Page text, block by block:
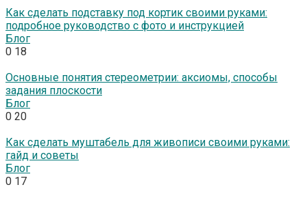
Как сделать подставку под кортик своими руками:
подробное руководство с фото и инструкцией
Блог
0 18
Основные понятия стереометрии: аксиомы, способы
задания плоскости
Блог
0 20
Как сделать муштабель для живописи своими руками:
гайд и советы
Блог
0 17